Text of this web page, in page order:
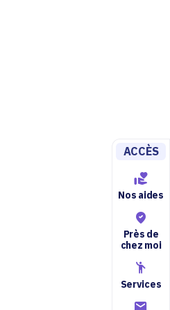
ACCÈS
Nos aides
Près de
chez moi
Services